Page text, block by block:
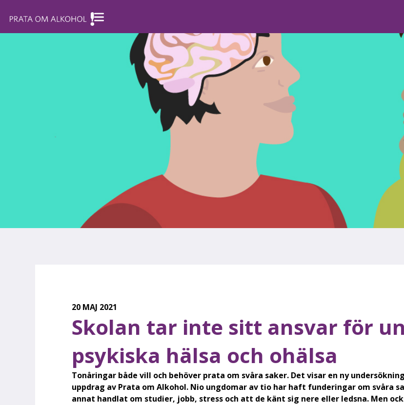
20 MAJ 2021
Skolan tar inte sitt ansvar för
psykiska hälsa och ohälsa
Tonåringar både vill och behöver prata om svåra saker. Det visar en ny
uppdrag av Prata om Alkohol. Nio ungdomar av tio har haft funderingar om svåra
annat handlat om studier, jobb, stress och att de känt sig nere eller ledsna. Men